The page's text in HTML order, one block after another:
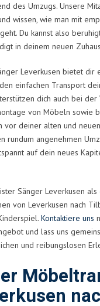
des Umzugs. Unsere
wissen, wie man mit
Du kannst also
in deinem neuen
Leverkusen bietet dir
einfachen Transport
dich auch bei der
von Möbeln sowie
vor deiner alten und
rundum angenehmen
auf dein neues
Sänger Leverkusen als
von Leverkusen nach
Kontaktiere uns
und lass uns
und reibungslosen